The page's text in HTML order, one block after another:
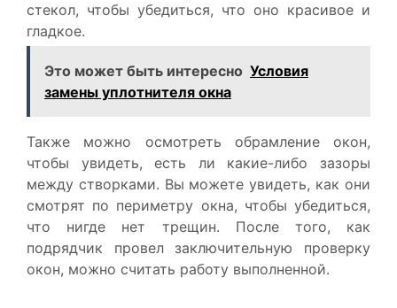
стекол, чтобы убедиться, что оно красивое и
гладкое.
Это может быть интересно Условия
замены уплотнителя окна
Также можно осмотреть обрамление окон,
чтобы увидеть, есть ли какие-либо зазоры
между створками. Вы можете увидеть, как они
смотрят по периметру окна, чтобы убедиться,
что нигде нет трещин. После того, как
подрядчик провел заключительную проверку
окон, можно считать работу выполненной.